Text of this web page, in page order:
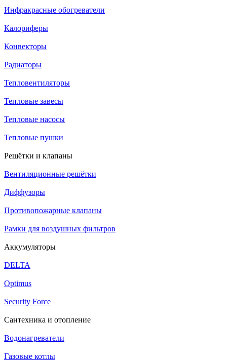
Инфракрасные обогреватели
Калориферы
Конвекторы
Радиаторы
Тепловентиляторы
Тепловые завесы
Тепловые насосы
Тепловые пушки
Решётки и клапаны
Вентиляционные решётки
Диффузоры
Противопожарные клапаны
Рамки для воздушных фильтров
Аккумуляторы
DELTA
Optimus
Security Force
Сантехника и отопление
Водонагреватели
Газовые котлы